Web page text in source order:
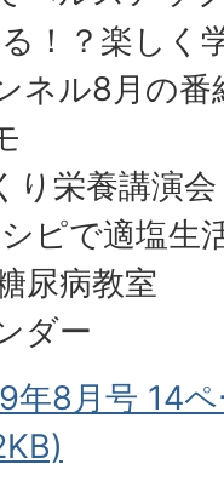
！？楽しく
ネル8月の番
り栄養講演
ピで適塩生
尿病教室
ダー
年8月号 14